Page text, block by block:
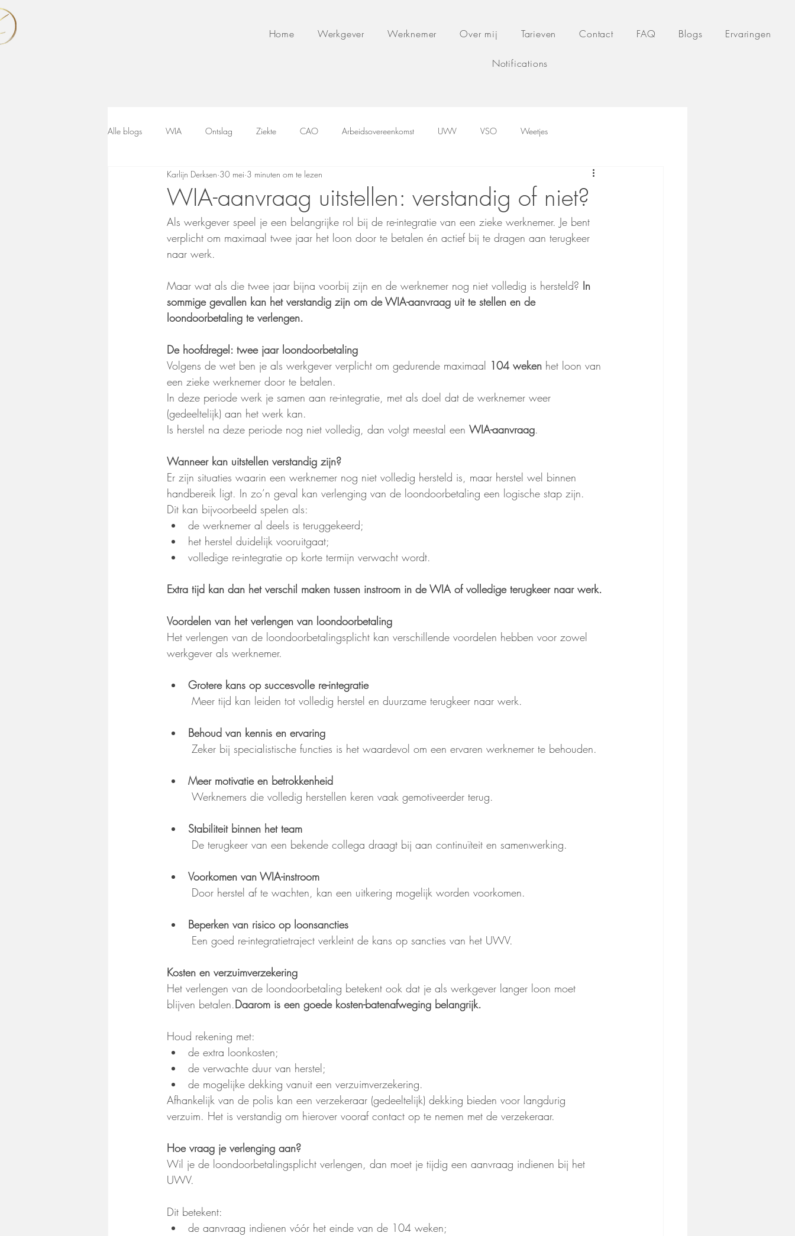
Home Werkgever Werknemer Over mij Tarieven Contact FAQ Blogs Ervaringen
Notifications
Alle blogs WIA Ontslag Ziekte CAO Arbeidsovereenkomst UWV VSO Weetjes
WIA-aanvraag uitstellen: verstandig of niet?
Karlijn Derksen 30 mei 3 minuten om te lezen
Als werkgever speel je een belangrijke rol bij de re-integratie van een zieke werknemer. Je bent
verplicht om maximaal twee jaar het loon door te betalen én actief bij te dragen aan terugkeer
naar werk.
Maar wat als die twee jaar bijna voorbij zijn en de werknemer nog niet volledig is hersteld? In
sommige gevallen kan het verstandig zijn om de WIA-aanvraag uit te stellen en de
loondoorbetaling te verlengen.
De hoofdregel: twee jaar loondoorbetaling
Volgens de wet ben je als werkgever verplicht om gedurende maximaal 104 weken het loon van
een zieke werknemer door te betalen.
In deze periode werk je samen aan re-integratie, met als doel dat de werknemer weer
(gedeeltelijk) aan het werk kan.
Is herstel na deze periode nog niet volledig, dan volgt meestal een WIA-aanvraag.
Wanneer kan uitstellen verstandig zijn?
Er zijn situaties waarin een werknemer nog niet volledig hersteld is, maar herstel wel binnen
handbereik ligt. In zo’n geval kan verlenging van de loondoorbetaling een logische stap zijn.
Dit kan bijvoorbeeld spelen als:
de werknemer al deels is teruggekeerd;
het herstel duidelijk vooruitgaat;
volledige re-integratie op korte termijn verwacht wordt.
Extra tijd kan dan het verschil maken tussen instroom in de WIA of volledige terugkeer naar werk.
Voordelen van het verlengen van loondoorbetaling
Het verlengen van de loondoorbetalingsplicht kan verschillende voordelen hebben voor zowel
werkgever als werknemer.
Grotere kans op succesvolle re-integratie
Meer tijd kan leiden tot volledig herstel en duurzame terugkeer naar werk.
Behoud van kennis en ervaring
Zeker bij specialistische functies is het waardevol om een ervaren werknemer te behouden.
Meer motivatie en betrokkenheid
Werknemers die volledig herstellen keren vaak gemotiveerder terug.
Stabiliteit binnen het team
De terugkeer van een bekende collega draagt bij aan continuïteit en samenwerking.
Voorkomen van WIA-instroom
Door herstel af te wachten, kan een uitkering mogelijk worden voorkomen.
Beperken van risico op loonsancties
Een goed re-integratietraject verkleint de kans op sancties van het UWV.
Kosten en verzuimverzekering
Het verlengen van de loondoorbetaling betekent ook dat je als werkgever langer loon moet
blijven betalen.Daarom is een goede kosten-batenafweging belangrijk.
Houd rekening met:
de extra loonkosten;
de verwachte duur van herstel;
de mogelijke dekking vanuit een verzuimverzekering.
Afhankelijk van de polis kan een verzekeraar (gedeeltelijk) dekking bieden voor langdurig
verzuim. Het is verstandig om hierover vooraf contact op te nemen met de verzekeraar.
Hoe vraag je verlenging aan?
Wil je de loondoorbetalingsplicht verlengen, dan moet je tijdig een aanvraag indienen bij het
UWV.
Dit betekent:
de aanvraag indienen vóór het einde van de 104 weken;